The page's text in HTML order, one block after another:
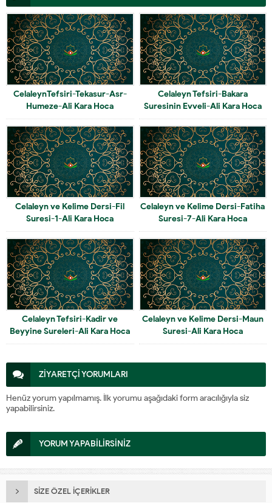
CelaleynTefsiri-Tekasur-Asr-
Humeze-Ali Kara Hoca
Celaleyn Tefsiri-Bakara
Suresinin Evveli-Ali Kara Hoca
Celaleyn ve Kelime Dersi-Fil
Suresi-1-Ali Kara Hoca
Celaleyn ve Kelime Dersi-Fatiha
Suresi-7-Ali Kara Hoca
Celaleyn Tefsiri-Kadir ve
Beyyine Sureleri-Ali Kara Hoca
Celaleyn ve Kelime Dersi-Maun
Suresi-Ali Kara Hoca
ZİYARETÇİ YORUMLARI
Henüz yorum yapılmamış. İlk yorumu aşağıdaki form aracılığıyla siz
yapabilirsiniz.
YORUM YAPABİLİRSİNİZ
SİZE ÖZEL İÇERİKLER